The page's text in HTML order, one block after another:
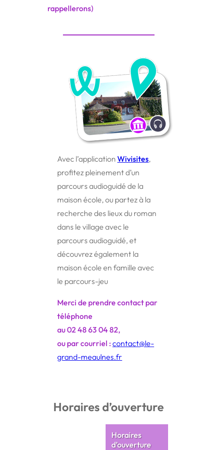
rappellerons)
Avec l’applicationWivisites,
profitez pleinement d’un
parcours audioguidé de la
maison école, ou partez à la
recherche des lieux du roman
dans le village avec le
parcours audioguidé, et
découvrez également la
maison école en famille avec
le parcours-jeu
Merci de prendre contact par
téléphone
au 02 48 63 04 82,
ou par courriel :contact@le-
grand-meaulnes.fr
Horaires d’ouverture
Horaires
d’ouverture